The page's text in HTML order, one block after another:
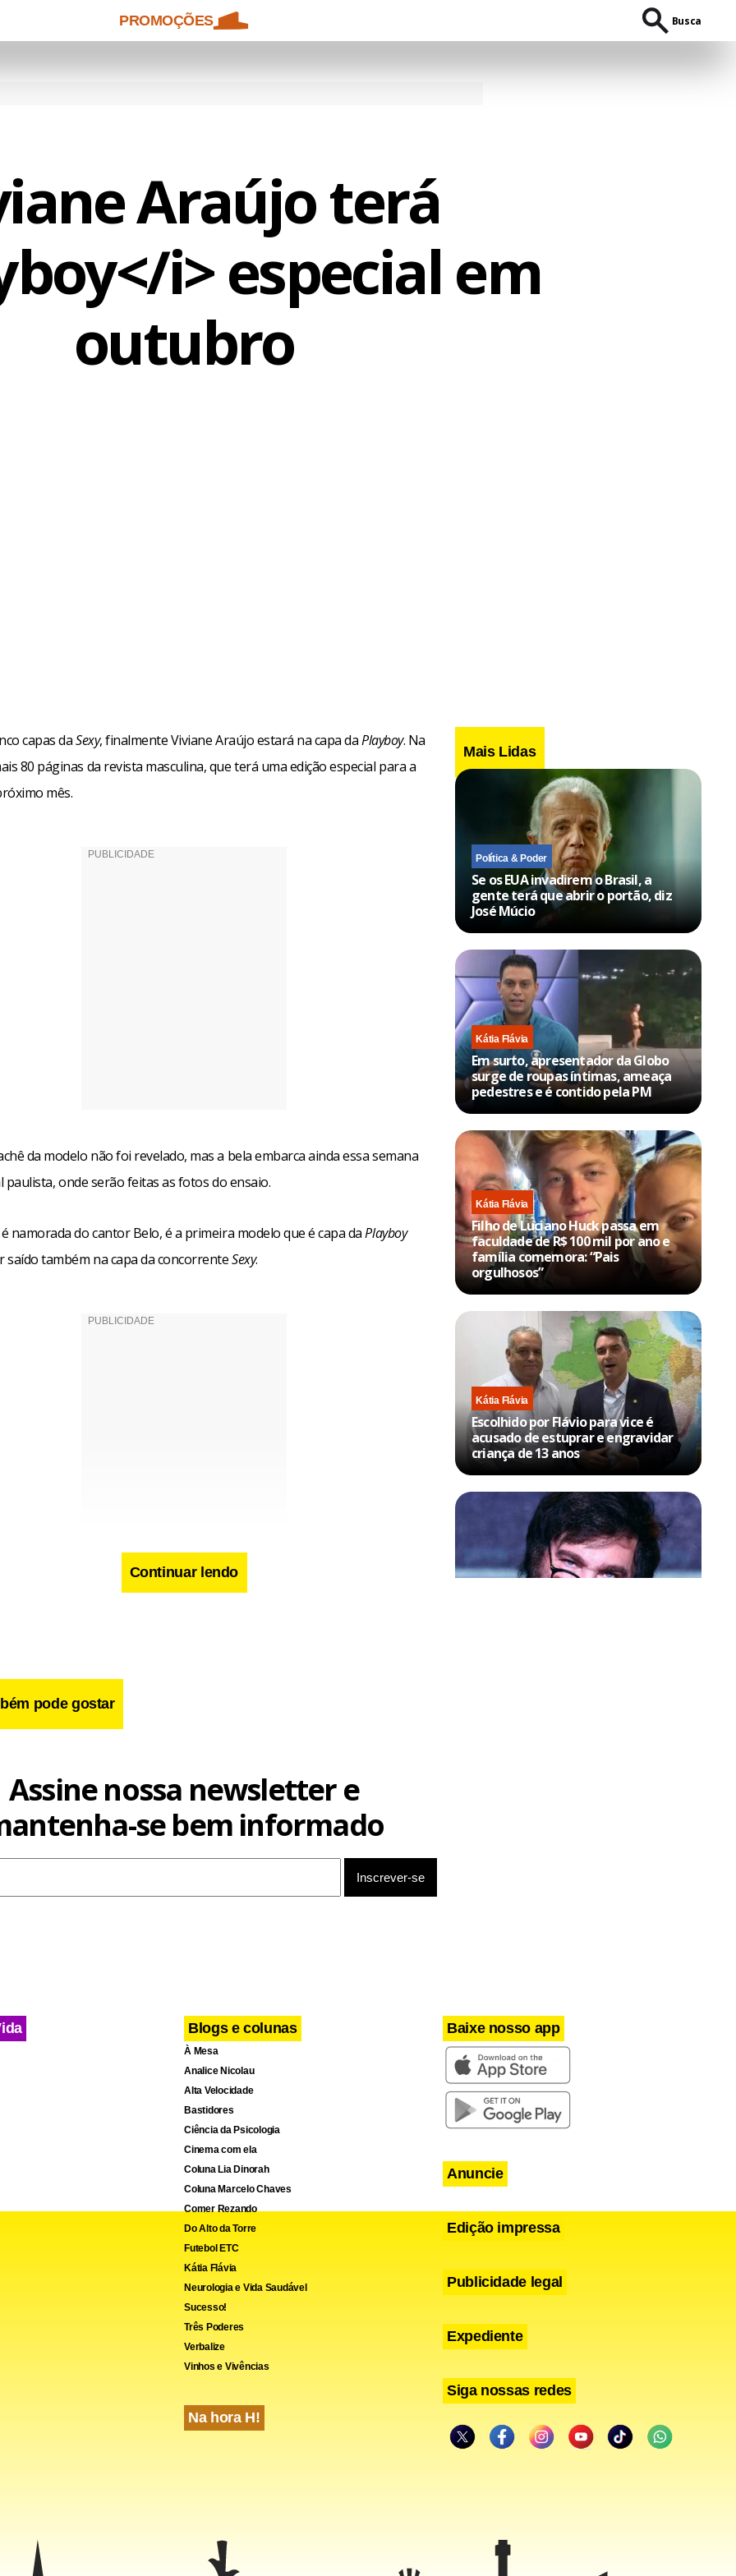
PROMOÇÕES Busca
Araújo terá
i> especial em
outubro
capas daSexy, finalmente Viviane Araújo estará na capa daPlayboy. Na
80 páginas da revista masculina, que terá uma edição especial para a
mês.
da modelo não foi revelado, mas a bela embarca ainda essa semana
paulista, onde serão feitas as fotos do ensaio.
namorada do cantor Belo, é a primeira modelo que é capa daPlayboy
saído também na capa da concorrenteSexy.
Continuar lendo
pode gostar
Mais Lidas
Política & Poder
Se os EUA invadirem o Brasil, a
gente terá que abrir o portão, diz
José Múcio
Kátia Flávia
Em surto, apresentador da Globo
surge de roupas íntimas, ameaça
pedestres e é contido pela PM
Kátia Flávia
Filho de Luciano Huck passa em
faculdade de R$ 100 mil por ano e
família comemora: “Pais
orgulhosos”
Kátia Flávia
Escolhido por Flávio para vice é
acusado de estuprar e engravidar
criança de 13 anos
Assine nossa newsletter e
se bem informado
Blogs e colunas
À Mesa
Analice Nicolau
Alta Velocidade
Bastidores
Ciência da Psicologia
Cinema com ela
Coluna Lia Dinorah
Coluna Marcelo Chaves
Comer Rezando
Do Alto da Torre
Futebol ETC
Kátia Flávia
Neurologia e Vida Saudável
Sucesso!
Três Poderes
Verbalize
Vinhos e Vivências
Na hora H!
Baixe nosso app
Anuncie
Edição impressa
Publicidade legal
Expediente
Siga nossas redes